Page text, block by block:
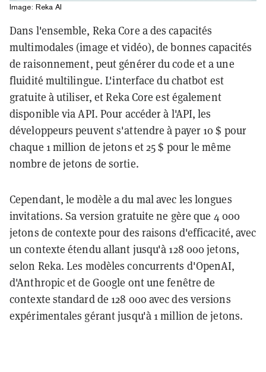
Image: Reka AI
Dans l'ensemble, Reka Core a des capacités
multimodales (image et vidéo), de bonnes capacités
de raisonnement, peut générer du code et a une
fluidité multilingue. L'interface du chatbot est
gratuite à utiliser, et Reka Core est également
disponible via API. Pour accéder à l'API, les
développeurs peuvent s'attendre à payer 10 $ pour
chaque 1 million de jetons et 25 $ pour le même
nombre de jetons de sortie.
Cependant, le modèle a du mal avec les longues
invitations. Sa version gratuite ne gère que 4 000
jetons de contexte pour des raisons d'efficacité, avec
un contexte étendu allant jusqu'à 128 000 jetons,
selon Reka. Les modèles concurrents d'OpenAI,
d'Anthropic et de Google ont une fenêtre de
contexte standard de 128 000 avec des versions
expérimentales gérant jusqu'à 1 million de jetons.